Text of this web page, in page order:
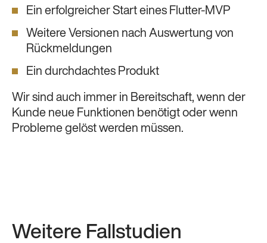
Ein erfolgreicher Start eines Flutter-MVP
Weitere Versionen nach Auswertung von
Rückmeldungen
Ein durchdachtes Produkt
Wir sind auch immer in Bereitschaft, wenn der
Kunde neue Funktionen benötigt oder wenn
Probleme gelöst werden müssen.
Weitere Fallstudien